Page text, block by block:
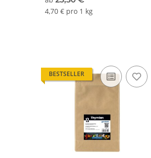
4,70 € pro 1 kg
BESTSELLER